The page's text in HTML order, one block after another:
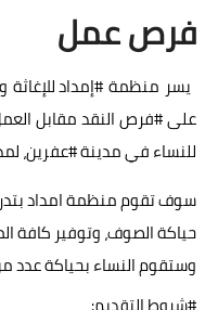
فرص عمل
يسر منظمة#إمداد
على#فرصالنقد مقابل
للنساء في مدينة#عفرين،
سوف تقوم منظمة امداد
حياكة الصوف، وتوفير كافة
وستقوم النساء بحياكة عدد